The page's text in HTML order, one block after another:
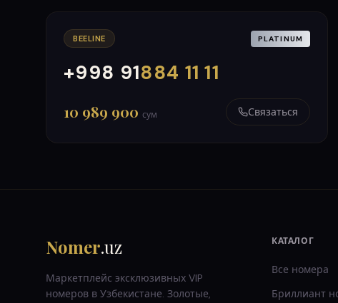
BEELINE PLATINUM
+998 91884 11 11
000
999
10 989 900 сум Связаться
Nomer.uz
Маркетплейс эксклюзивных VIP
номеров в Узбекистане. Золотые,
КАТАЛОГ
Все номера
Бриллиант